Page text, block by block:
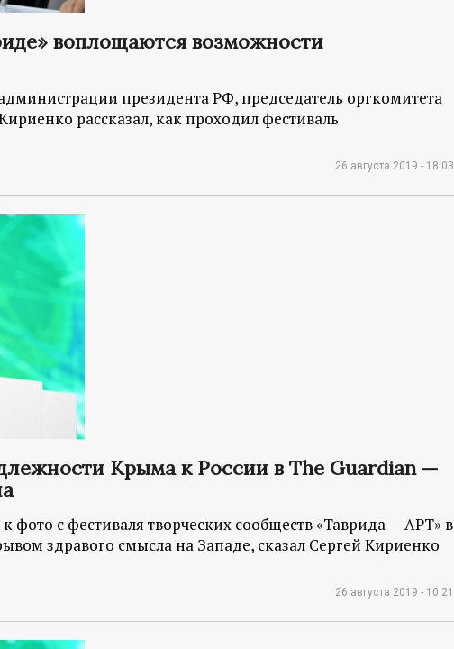
воплощаются возможности
президента РФ, председатель оргкомитета
рассказал, как проходил фестиваль
26 августа 2019 - 18:03
Крыма к России в The Guardian —
фото с фестиваля творческих сообществ «Таврида — АРТ» в
здравого смысла на Западе, сказал Сергей Кириенко
26 августа 2019 - 10:21